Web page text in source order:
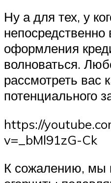
Ну а для тех, у
непосредственно
оформления
волноваться.
рассмотреть вас
потенциального
https://
v=_bMl91zG-Ck
К сожалению, мы